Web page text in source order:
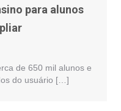
para alunos
de 650 mil alunos e
do usuário […]